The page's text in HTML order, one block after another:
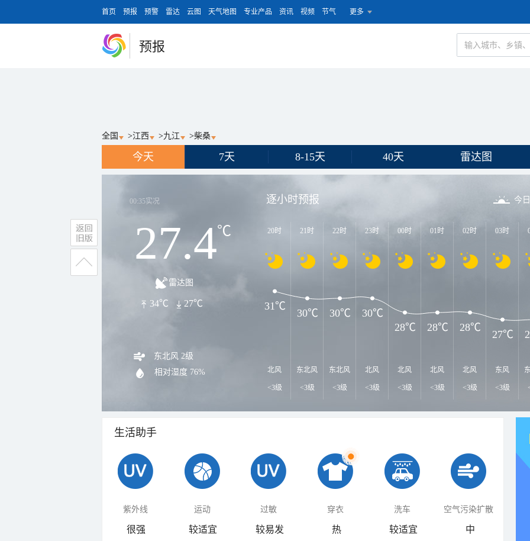
首页 预报 预警 雷达 云图 天气地图 专业产品 资讯 视频 节气 更多
预报
全国 >江西 >九江 >柴桑
今天 7天 8-15天 40天 雷达图
00:35实况
27.4℃
雷达图
34℃ 27℃
东北风 2级
相对湿度 76%
逐小时预报 今
20时
北风
<3级
21时
东北风
<3级
22时
东北风
<3级
23时
北风
<3级
00时
北风
<3级
01时
北风
<3级
02时
北风
<3级
03时
东风
<3级
31℃
30℃ 30℃
30℃
28℃
28℃ 28℃
27℃
生活助手
紫外线 运动 过敏 穿衣 洗车 空气污染扩散
很强 较适宜 较易发 热 较适宜 中